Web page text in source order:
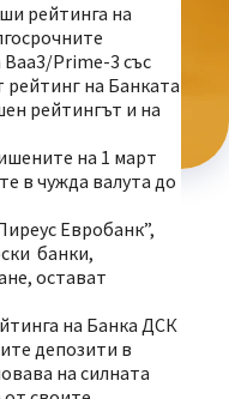
рейтинга на
Prime-3 със
на Банката
рейтингът и на
на 1 март
в чужда валута до
Евробанк”,
банки,
остават
на Банка ДСК
депозити в
на силната